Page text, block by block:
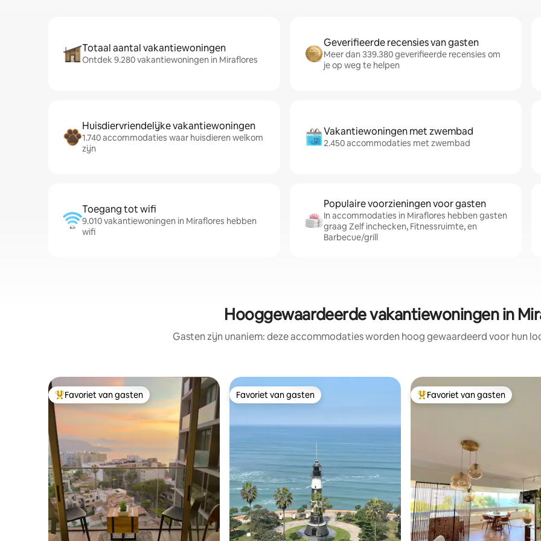
Totaal aantal vakantiewoningen
Ontdek 9.280 vakantiewoningen in Miraflores
Geverifieerde recensies van gasten
Meer dan 339.380 geverifieerde recensies om
je op weg te helpen
Huisdiervriendelijke vakantiewoningen
1.740 accommodaties waar huisdieren welkom
zijn
Vakantiewoningen met zwembad
2.450 accommodaties met zwembad
Toegang tot wifi
9.010 vakantiewoningen in Miraflores hebben
wifi
Populaire voorzieningen voor gasten
In accommodaties in Miraflores hebben gasten
graag Zelf inchecken, Fitnessruimte, en
Barbecue/grill
Hooggewaardeerde vakantiewoningen in
Gasten zijn unaniem: deze accommodaties worden hoog gewaardeerd voor hun
Topfavoriet van gasten
Favoriet van gasten Favoriet van gasten
Favoriet van gasten Topfavoriet van gasten
Favoriet van gasten